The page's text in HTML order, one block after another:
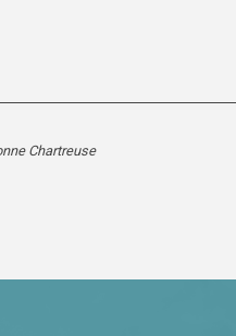
Chartreuse